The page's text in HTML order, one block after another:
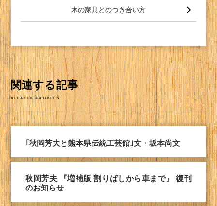
木の家具とのつき合い方
関連する記事
RELATED ARTICLES
｢秋岡芳夫と熊本県伝統工芸館｣文・坂本尚文
秋岡芳夫 『増補版 割りばしから車まで』 復刊
のお知らせ